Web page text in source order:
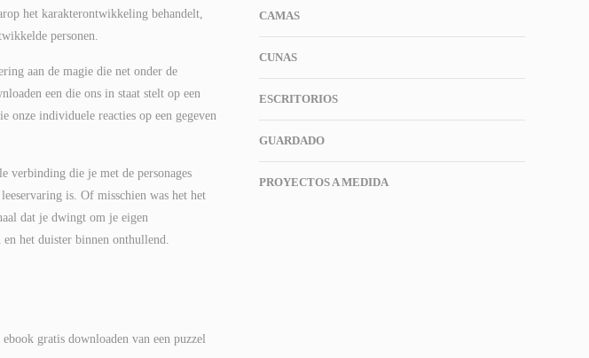
het karakterontwikkeling behandelt,
personen.
aan de magie die net onder de
een die ons in staat stelt op een
onze individuele reacties op een gegeven
verbinding die je met de personages
is. Of misschien was het het
dat je dwingt om je eigen
het duister binnen onthullend.
gratis downloaden van een puzzel
CAMAS
CUNAS
ESCRITORIOS
GUARDADO
PROYECTOS A MEDIDA